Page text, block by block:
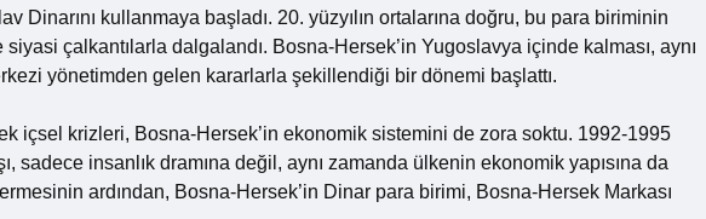
Dinarını kullanmaya başladı. 20. yüzyılın ortalarına doğru, bu para biriminin
çalkantılarla dalgalandı. Bosna-Hersek’in Yugoslavya içinde kalması, aynı
yönetimden gelen kararlarla şekillendiği bir dönemi başlattı.
içsel krizleri, Bosna-Hersek’in ekonomik sistemini de zora soktu. 1992-1995
sadece insanlık dramına değil, aynı zamanda ülkenin ekonomik yapısına da
ardından, Bosna-Hersek’in Dinar para birimi, Bosna-Hersek Markası